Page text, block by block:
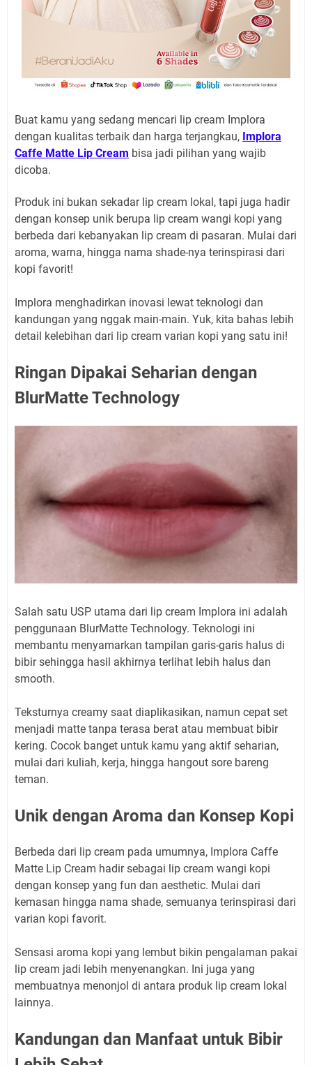
Buat kamu yang sedang mencari lip cream Implora
dengan kualitas terbaik dan harga terjangkau, Implora
Caffe Matte Lip Cream bisa jadi pilihan yang wajib
dicoba.
Produk ini bukan sekadar lip cream lokal, tapi juga hadir
dengan konsep unik berupa lip cream wangi kopi yang
berbeda dari kebanyakan lip cream di pasaran. Mulai dari
aroma, warna, hingga nama shade-nya terinspirasi dari
kopi favorit!
Implora menghadirkan inovasi lewat teknologi dan
kandungan yang nggak main-main. Yuk, kita bahas lebih
detail kelebihan dari lip cream varian kopi yang satu ini!
Ringan Dipakai Seharian dengan
BlurMatte Technology
Salah satu USP utama dari lip cream Implora ini adalah
penggunaan BlurMatte Technology. Teknologi ini
membantu menyamarkan tampilan garis-garis halus di
bibir sehingga hasil akhirnya terlihat lebih halus dan
smooth.
Teksturnya creamy saat diaplikasikan, namun cepat set
menjadi matte tanpa terasa berat atau membuat bibir
kering. Cocok banget untuk kamu yang aktif seharian,
mulai dari kuliah, kerja, hingga hangout sore bareng
teman.
Unik dengan Aroma dan Konsep Kopi
Berbeda dari lip cream pada umumnya, Implora Caffe
Matte Lip Cream hadir sebagai lip cream wangi kopi
dengan konsep yang fun dan aesthetic. Mulai dari
kemasan hingga nama shade, semuanya terinspirasi dari
varian kopi favorit.
Sensasi aroma kopi yang lembut bikin pengalaman pakai
lip cream jadi lebih menyenangkan. Ini juga yang
membuatnya menonjol di antara produk lip cream lokal
lainnya.
Kandungan dan Manfaat untuk Bibir